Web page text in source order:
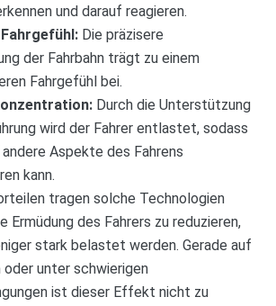
und darauf reagieren.
Die präzisere
der Fahrbahn trägt zu einem
Fahrgefühl bei.
Durch die Unterstützung
wird der Fahrer entlastet, sodass
Aspekte des Fahrens
kann.
tragen solche Technologien
Ermüdung des Fahrers zu reduzieren,
stark belastet werden. Gerade auf
oder unter schwierigen
ist dieser Effekt nicht zu